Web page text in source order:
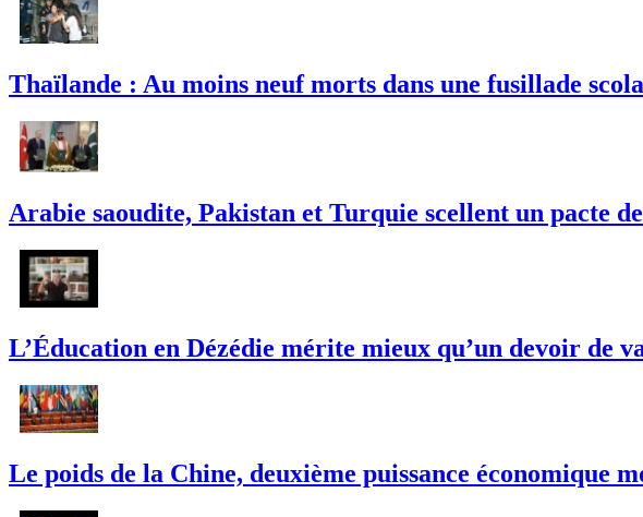
Thaïlande : Au moins neuf morts dans une fusillade
Arabie saoudite, Pakistan et Turquie scellent un pacte
L’Éducation en Dézédie mérite mieux qu’un devoir de
Le poids de la Chine, deuxième puissance économique